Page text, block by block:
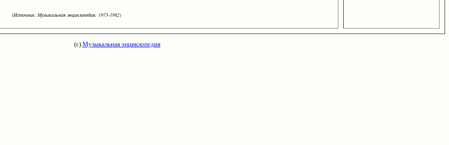
(Источник: Музыкальная энциклопедия, 1973-1982)
(с) Музыкальная энциклопедия